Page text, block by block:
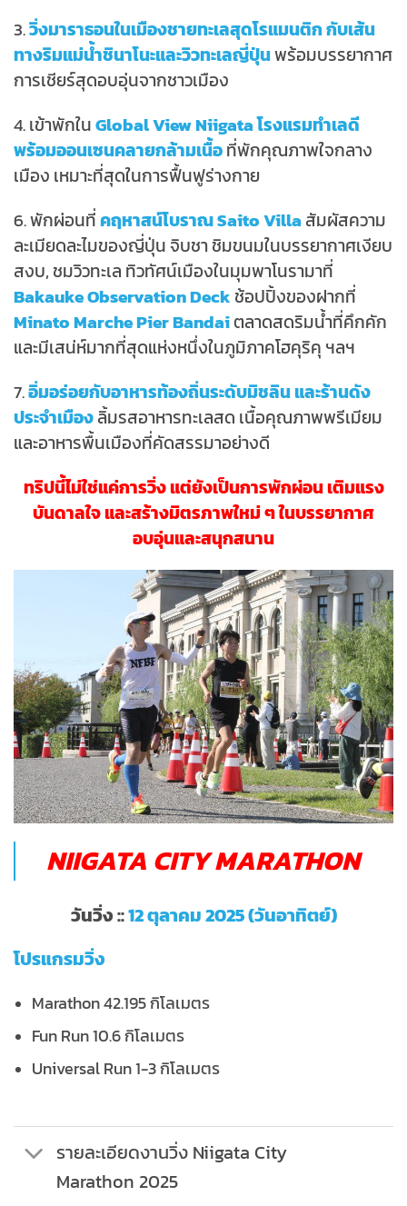
3.วิ่งมาราธอนในเมืองชายทะเลสุดโรแมนติก กับเส้น
ทางริมแม่น้ำชินาโนะและวิวทะเลญี่ปุ่นพร้อมบรรยากาศ
การเชียร์สุดอบอุ่นจากชาวเมือง
4. เข้าพักในGlobal View Niigataโรงแรมทำเลดี
พร้อมออนเซนคลายกล้ามเนื้อที่พักคุณภาพใจกลาง
เมือง เหมาะที่สุดในการฟื้นฟูร่างกาย
6. พักผ่อนที่คฤหาสน์โบราณ Saito Villa สัมผัสความ
ละเมียดละไมของญี่ปุ่น จิบชา ชิมขนมในบรรยากาศเงียบ
สงบ, ชมวิวทะเล ทิวทัศน์เมืองในมุมพาโนรามาที่
Bakauke Observation Deck ช้อปปิ้งของฝากที่
Minato Marche Pier Bandaiตลาดสดริมน้ำที่คึกคัก
และมีเสน่ห์มากที่สุดแห่งหนึ่งในภูมิภาคโฮคุริคุ ฯลฯ
7.อิ่มอร่อยกับอาหารท้องถิ่นระดับมิชลิน และร้านดัง
ประจำเมืองลิ้มรสอาหารทะเลสด เนื้อคุณภาพพรีเมียม
และอาหารพื้นเมืองที่คัดสรรมาอย่างดี
ทริปนี้ไม่ใช่แค่การวิ่ง แต่ยังเป็นการพักผ่อน เติมแรง
บันดาลใจ และสร้างมิตรภาพใหม่ ๆ ในบรรยากาศ
อบอุ่นและสนุกสนาน
NIIGATA CITY MARATHON
วันวิ่ง ::12 ตุลาคม 2025 (วันอาทิตย์)
โปรแกรมวิ่ง
Marathon 42.195 กิโลเมตร
Fun Run 10.6 กิโลเมตร
Universal Run 1-3 กิโลเมตร
รายละเอียดงานวิ่ง Niigata City
Marathon 2025